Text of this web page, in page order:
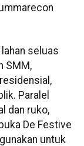
seluas
SMM,
Paralel
dan ruko,
De Festive
untuk